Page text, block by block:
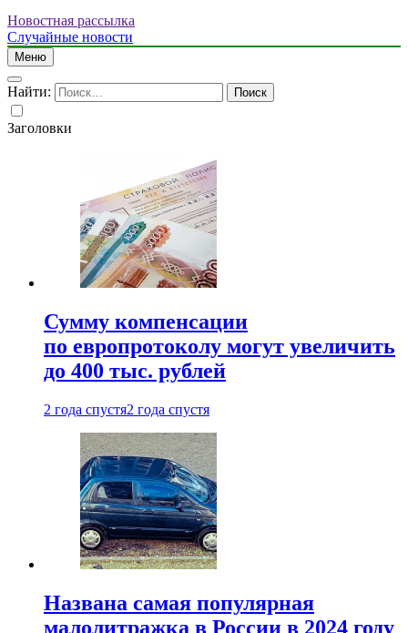
Новостная рассылка
Случайные новости
Меню
Найти:
Заголовки
Сумму компенсации
по европротоколу могут увеличить
до 400 тыс. рублей
2 года спустя2 года спустя
Названа самая популярная
малолитражка в России в 2024 году